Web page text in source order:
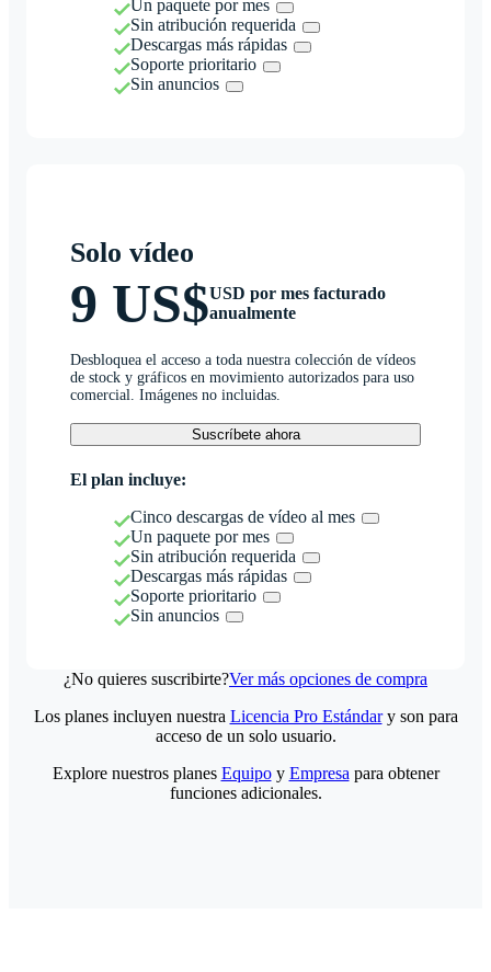
Un paquete por mes
Sin atribución requerida
Descargas más rápidas
Soporte prioritario
Sin anuncios
Solo vídeo
9 US$USD por mes facturado
anualmente
Desbloquea el acceso a toda nuestra colección de vídeos
de stock y gráficos en movimiento autorizados para uso
comercial. Imágenes no incluidas.
Suscríbete ahora
El plan incluye:
Cinco descargas de vídeo al mes
Un paquete por mes
Sin atribución requerida
Descargas más rápidas
Soporte prioritario
Sin anuncios
¿No quieres suscribirte?Ver más opciones de compra
Los planes incluyen nuestra Licencia Pro Estándary son para
acceso de un solo usuario.
Explore nuestros planes Equipoy Empresa para obtener
funciones adicionales.